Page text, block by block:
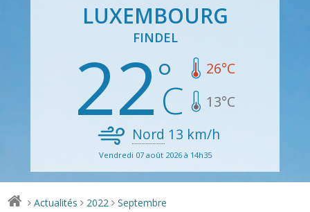
LUXEMBOURG
FINDEL
22 26°C
13°C
Nord 13 km/h
Vendredi 07 août 2026 à 14h35
> Actualités > 2022 > Septembre